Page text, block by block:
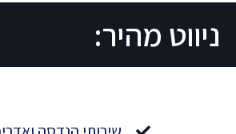
ניווט מהיר: